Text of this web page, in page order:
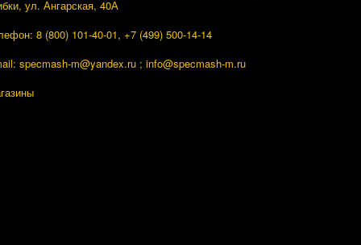
ул. Ангарская, 40А
8 (800) 101-40-01, +7 (499) 500-14-14
specmash-m@yandex.ru ; info@specmash-m.ru